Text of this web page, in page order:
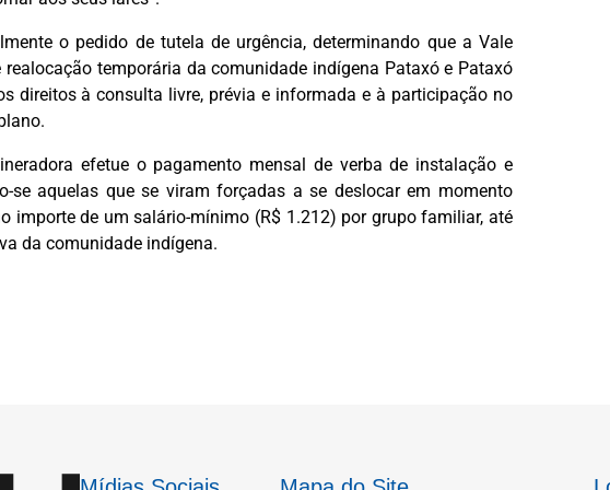
o pedido de tutela de urgência, determinando que a Vale
temporária da comunidade indígena Pataxó e Pataxó
direitos à consulta livre, prévia e informada e à participação no
efetue o pagamento mensal de verba de instalação e
se aquelas que se viram forçadas a se deslocar em momento
importe de um salário-mínimo (R$ 1.212) por grupo familiar, até
da comunidade indígena.